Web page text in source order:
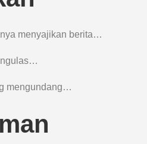
menyajikan berita…
mengundang…